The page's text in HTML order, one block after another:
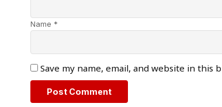
Name *
Save my name, email, and website in